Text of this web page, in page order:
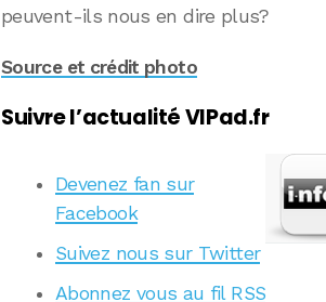
peuvent-ils nous en dire plus?
Source et crédit photo
Suivre l’actualité VIPad.fr
Devenez fan sur
Facebook
Suivez nous sur Twitter
Abonnez vous au fil RSS